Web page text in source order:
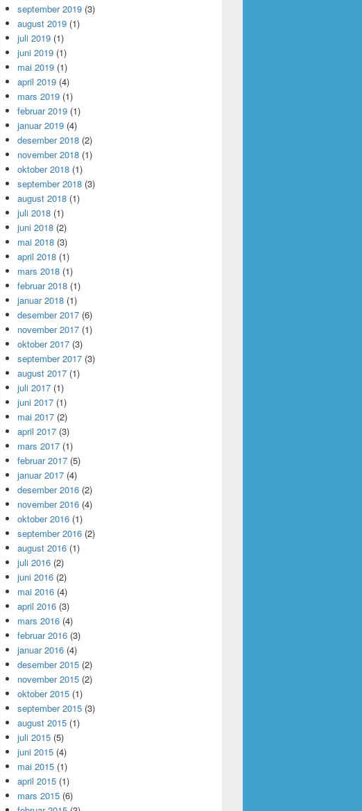
september 2019 (3)
august 2019 (1)
juli 2019 (1)
juni 2019 (1)
mai 2019 (1)
april 2019 (4)
mars 2019 (1)
februar 2019 (1)
januar 2019 (4)
desember 2018 (2)
november 2018 (1)
oktober 2018 (1)
september 2018 (3)
august 2018 (1)
juli 2018 (1)
juni 2018 (2)
mai 2018 (3)
april 2018 (1)
mars 2018 (1)
februar 2018 (1)
januar 2018 (1)
desember 2017 (6)
november 2017 (1)
oktober 2017 (3)
september 2017 (3)
august 2017 (1)
juli 2017 (1)
juni 2017 (1)
mai 2017 (2)
april 2017 (3)
mars 2017 (1)
februar 2017 (5)
januar 2017 (4)
desember 2016 (2)
november 2016 (4)
oktober 2016 (1)
september 2016 (2)
august 2016 (1)
juli 2016 (2)
juni 2016 (2)
mai 2016 (4)
april 2016 (3)
mars 2016 (4)
februar 2016 (3)
januar 2016 (4)
desember 2015 (2)
november 2015 (2)
oktober 2015 (1)
september 2015 (3)
august 2015 (1)
juli 2015 (5)
juni 2015 (4)
mai 2015 (1)
april 2015 (1)
mars 2015 (6)